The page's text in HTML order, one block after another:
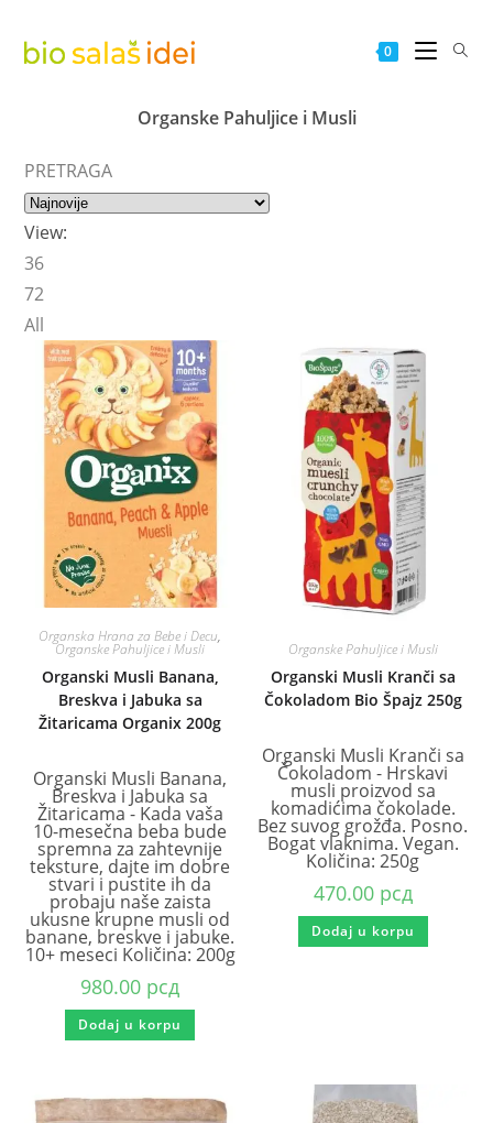
0
Organske Pahuljice i Musli
PRETRAGA
View:
36
72
All
Organska Hrana za Bebe i Decu,
Organske Pahuljice i Musli
Organski Musli Banana,
Breskva i Jabuka sa
Žitaricama Organix 200g
Organski Musli Banana,
Breskva i Jabuka sa
Žitaricama - Kada vaša
10-mesečna beba bude
spremna za zahtevnije
teksture, dajte im dobre
stvari i pustite ih da
probaju naše zaista
ukusne krupne musli od
banane, breskve i jabuke.
10+ meseci Količina: 200g
980.00 рсд
Dodaj u korpu
Organske Pahuljice i Musli
Organski Musli Kranči sa
Čokoladom Bio Špajz 250g
Organski Musli Kranči sa
Čokoladom - Hrskavi
musli proizvod sa
komadićima čokolade.
Bez suvog grožđa. Posno.
Bogat vlaknima. Vegan.
Količina: 250g
470.00 рсд
Dodaj u korpu